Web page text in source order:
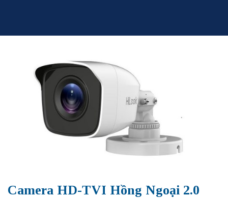
Camera HD-TVI Hồng Ngoại 2.0